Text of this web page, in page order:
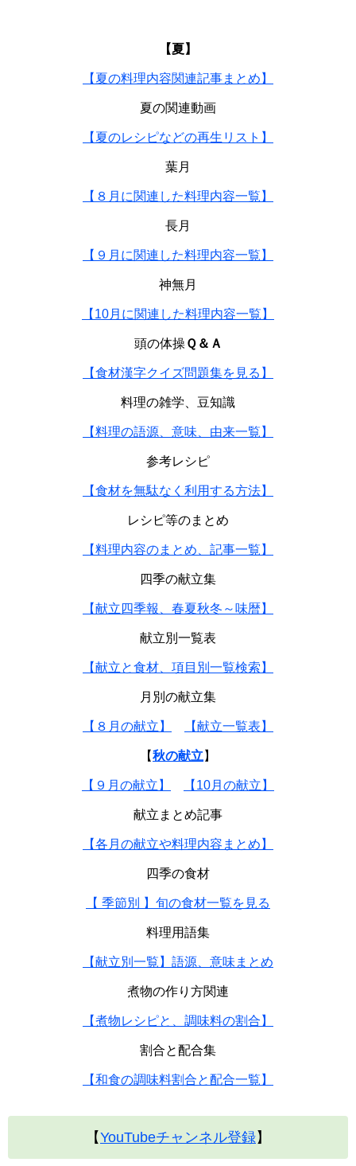
【夏】
【夏の料理内容関連記事まとめ】
夏の関連動画
【夏のレシピなどの再生リスト】
葉月
【８月に関連した料理内容一覧】
長月
【９月に関連した料理内容一覧】
神無月
【10月に関連した料理内容一覧】
頭の体操Ｑ＆Ａ
【食材漢字クイズ問題集を見る】
料理の雑学、豆知識
【料理の語源、意味、由来一覧】
参考レシピ
【食材を無駄なく利用する方法】
レシピ等のまとめ
【料理内容のまとめ、記事一覧】
四季の献立集
【献立四季報、春夏秋冬～味暦】
献立別一覧表
【献立と食材、項目別一覧検索】
月別の献立集
【８月の献立】 【献立一覧表】
【秋の献立 】
【９月の献立】 【10月の献立】
献立まとめ記事
【各月の献立や料理内容まとめ】
四季の食材
【 季節別 】旬の食材一覧を見る
料理用語集
【献立別一覧】語源、意味まとめ
煮物の作り方関連
【煮物レシピと、調味料の割合】
割合と配合集
【和食の調味料割合と配合一覧】
【YouTubeチャンネル登録】